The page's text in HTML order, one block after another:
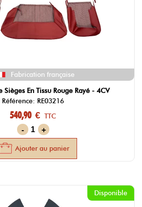
Fabrication française
Sièges En Tissu Rouge Rayé - 4CV
Référence: RE03216
540,90 € TTC
-
+
Ajouter au panier
Disponible